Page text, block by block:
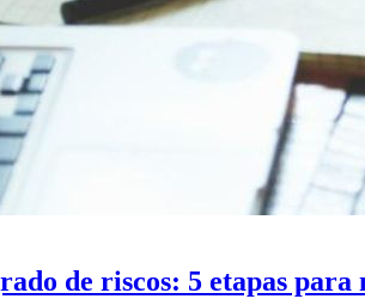
de riscos: 5 etapas para